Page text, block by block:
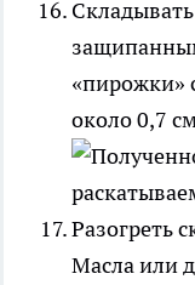
«пирожки»
около 0,7
Разогреть
Масла или